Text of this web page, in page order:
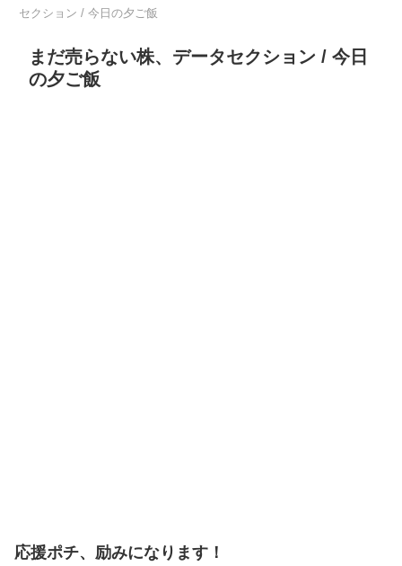
セクション / 今日の夕ご飯
まだ売らない株、データセクション / 今日
の夕ご飯
応援ポチ、励みになります！